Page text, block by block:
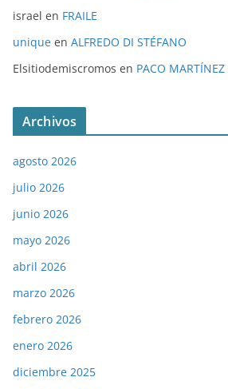
israel en FRAILE
unique en ALFREDO DI STÉFANO
Elsitiodemiscromos en PACO MARTÍNEZ
Archivos
agosto 2026
julio 2026
junio 2026
mayo 2026
abril 2026
marzo 2026
febrero 2026
enero 2026
diciembre 2025